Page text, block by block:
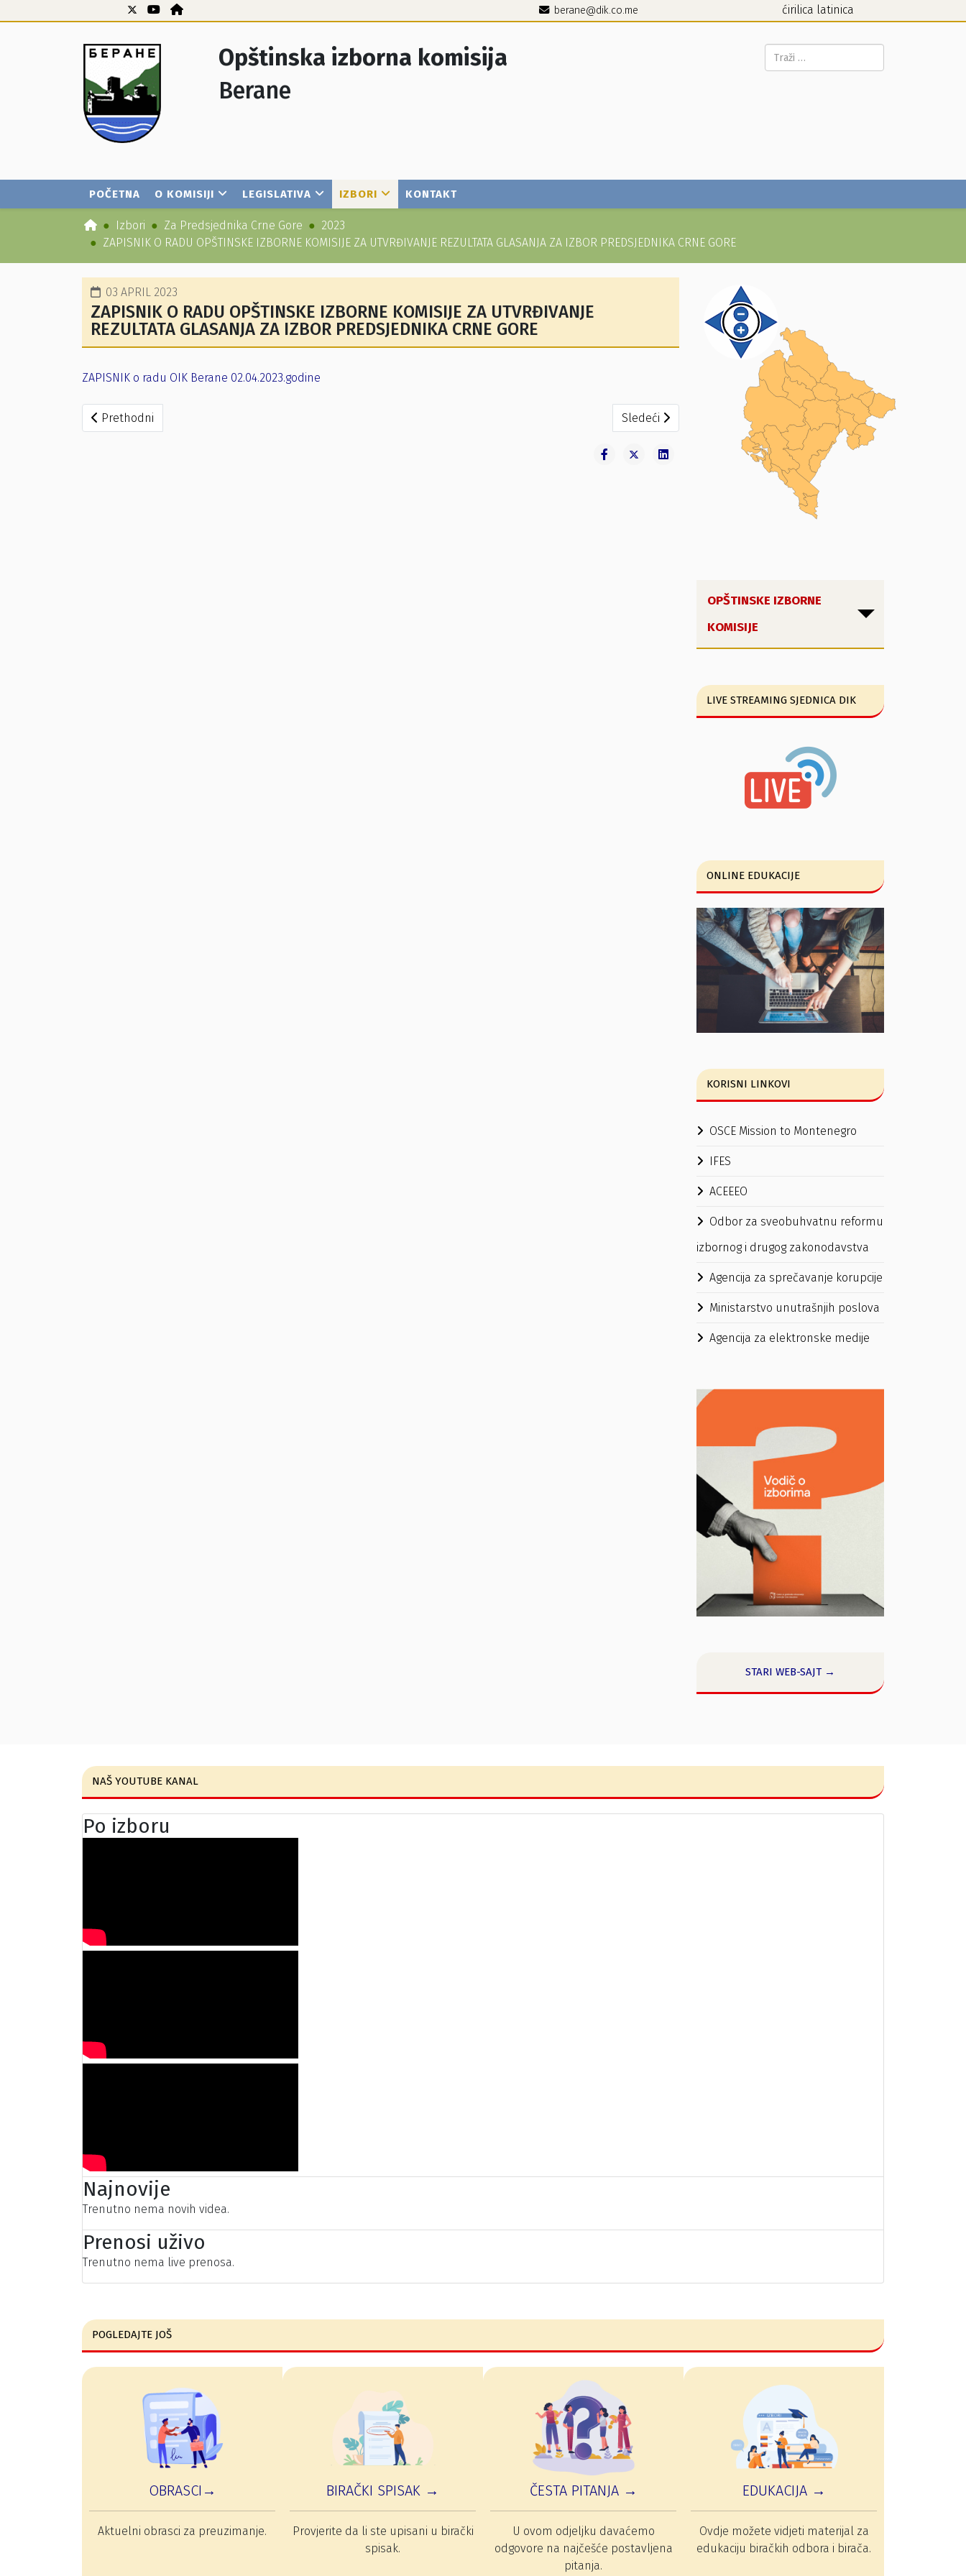
berane@dik.co.me ćirilica latinica
Opštinska izborna komisija
Berane
Pretraga...
POČETNA O KOMISIJI LEGISLATIVA IZBORI KONTAKT
Izbori Za Predsjednika Crne Gore
2023
ZAPISNIK O RADU OPŠTINSKE IZBORNE KOMISIJE ZA UTVRĐIVANJE REZULTATA GLASANJA ZA IZBOR PREDSJEDNIKA CRNE GORE
03 APRIL 2023
ZAPISNIK O RADU OPŠTINSKE IZBORNE KOMISIJE ZA UTVRĐIVANJE
REZULTATA GLASANJA ZA IZBOR PREDSJEDNIKA CRNE GORE
ZAPISNIK o radu OIK Berane 02.04.2023.godine
Prethodni članak: Zapisnici o radu biračkih odbora
Prethodni Sledeći članak: IZVJEŠTAJ O REZULTATIMA GLASANJA ZA
Sledeći
OPŠTINSKE IZBORNE
KOMISIJE
LIVE STREAMING SJEDNICA DIK
ONLINE EDUKACIJE
KORISNI LINKOVI
OSCE Mission to Montenegro
IFES
ACEEEO
Odbor za sveobuhvatnu reformu
izbornog i drugog zakonodavstva
Agencija za sprečavanje korupcije
Ministarstvo unutrašnjih poslova
Agencija za elektronske medije
STARI WEB-SAJT →
NAŠ YOUTUBE KANAL
Po izboru
Najnovije
Trenutno nema novih videa.
Prenosi uživo
Trenutno nema live prenosa.
POGLEDAJTE JOŠ
OBRASCI→
Aktuelni obrasci za preuzimanje.
BIRAČKI SPISAK →
Provjerite da li ste upisani u birački
spisak.
ČESTA PITANJA →
U ovom odjeljku davaćemo
odgovore na najčešće postavljena
pitanja.
EDUKACIJA →
Ovdje možete vidjeti materijal za
edukaciju biračkih odbora i birača.